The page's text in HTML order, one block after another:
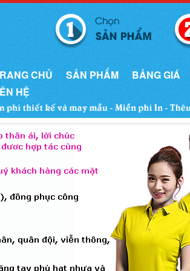
CHỦ SẢN PHẨM BẢNG GIÁ
HỆ